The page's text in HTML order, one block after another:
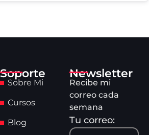
Soporte
Sobre Mi
Cursos
Blog
Newsletter
Recibe mi
correo cada
semana
Tu correo: